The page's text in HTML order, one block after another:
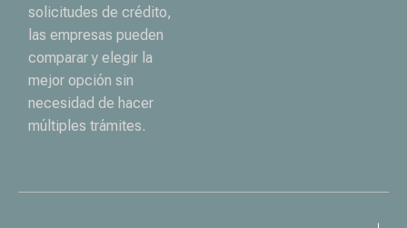
solicitudes de crédito,
las empresas pueden
comparar y elegir la
mejor opción sin
necesidad de hacer
múltiples trámites.